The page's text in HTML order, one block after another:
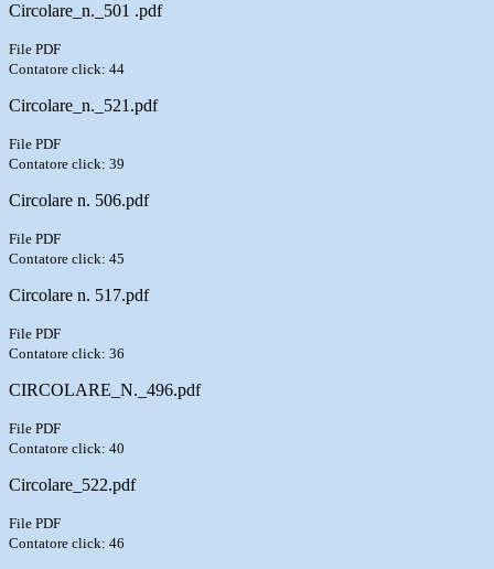
Circolare_n._501 .pdf
File PDF
Contatore click: 44
Circolare_n._521.pdf
File PDF
Contatore click: 39
Circolare n. 506.pdf
File PDF
Contatore click: 45
Circolare n. 517.pdf
File PDF
Contatore click: 36
CIRCOLARE_N._496.pdf
File PDF
Contatore click: 40
Circolare_522.pdf
File PDF
Contatore click: 46